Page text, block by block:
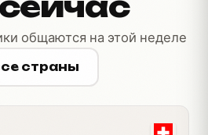
общаются на этой неделе
страны